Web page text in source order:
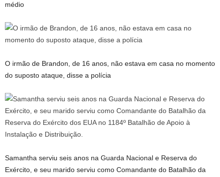
médio
O irmão de Brandon, de 16 anos, não estava em casa no momento
do suposto ataque, disse a polícia
Samantha serviu seis anos na Guarda Nacional e Reserva do
Exército, e seu marido serviu como Comandante do Batalhão da